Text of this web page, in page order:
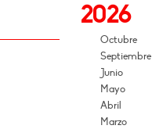
2026
Octubre
Septiembre
Junio
Mayo
Abril
Marzo